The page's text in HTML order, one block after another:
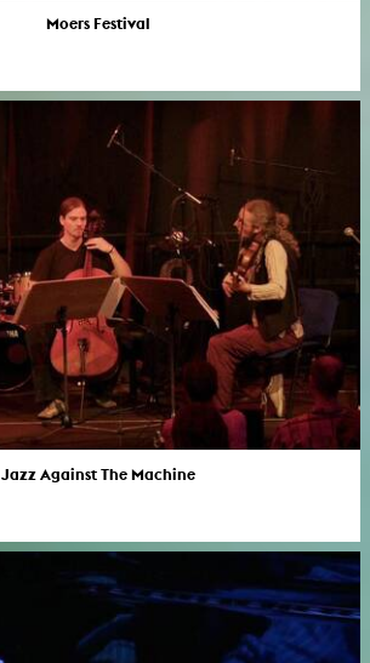
Moers Festival
Jazz Against The Machine